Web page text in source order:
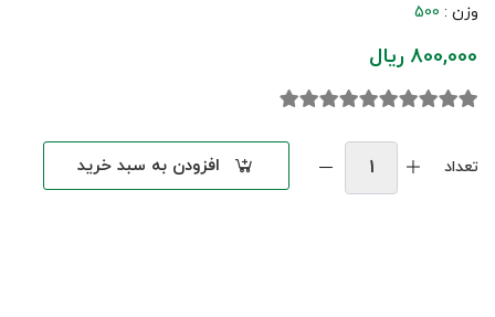
وزن : 500
800,000 ریال
تعداد افزودن به سبد خرید